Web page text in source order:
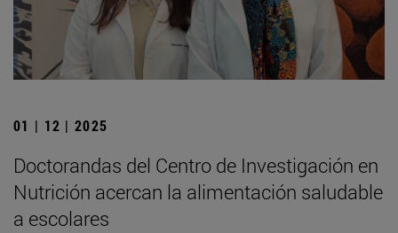
01 | 12 | 2025
Doctorandas del Centro de Investigación en
Nutrición acercan la alimentación saludable
a escolares